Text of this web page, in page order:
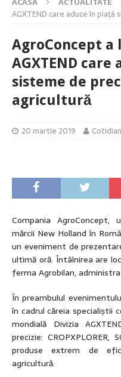
AGXTEND care aduce în
AgroConcept a
AGXTEND
sisteme de
agricultură
20 martie 2019
Compania
mărcii New Holland în
un eveniment de
ultimă oră. Întâlnirea are
ferma Agrobilan,
În preambulul
în cadrul căreia specialiștii
mondială Divizia
precizie: CROPXPLORER,
produse extrem de
agricultură.